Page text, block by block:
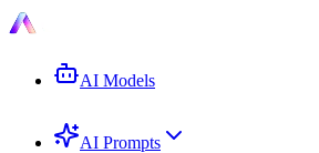
AI Models
AI Prompts